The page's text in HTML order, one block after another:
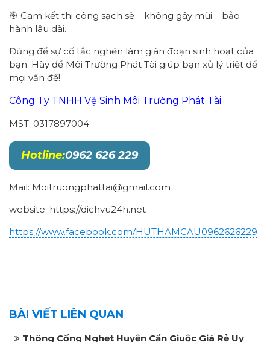
🎯 Cam kết thi công sạch sẽ – không gây mùi – bảo
hành lâu dài.
Đừng để sự cố tắc nghẽn làm gián đoạn sinh hoạt của
bạn. Hãy để Môi Trường Phát Tài giúp bạn xử lý triệt để
mọi vấn đề!
Công Ty TNHH Vệ Sinh Môi Trường Phát Tài
MST: 0317897004
Hotline:0962 626 229
Mail: Moitruongphattai@gmail.com
website: https://dichvu24h.net
https://www.facebook.com/HUTHAMCAU0962626229
BÀI VIẾT LIÊN QUAN
Thông Cống Nghẹt Huyện Cần Giuộc Giá Rẻ Uy